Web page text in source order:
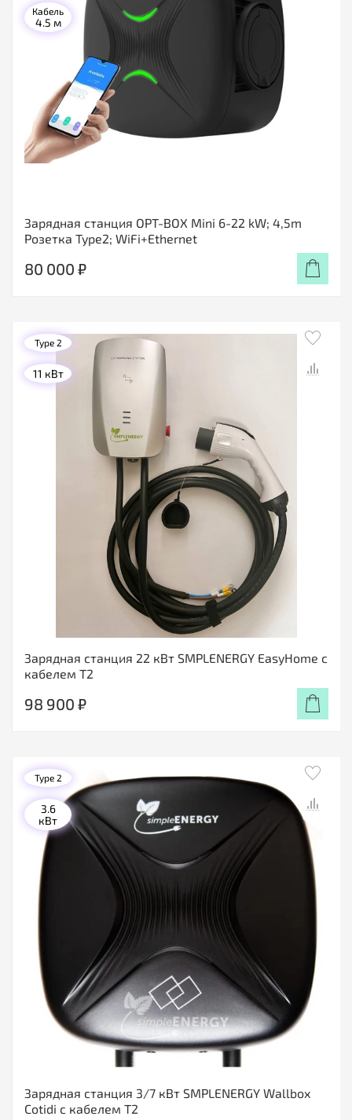
Зарядная станция OPT-BOX Mini 6-22 kW; 4,5m
Розетка Type2; WiFi+Ethernet
Кабель
4.5 м
80 000 ₽
Зарядная станция 22 кВт SMPLENERGY EasyHome с
кабелем T2
Type 2
11 кВт
98 900 ₽
Зарядная станция 3/7 кВт SMPLENERGY Wallbox
Cotidi с кабелем Т2
Type 2
3.6
кВт